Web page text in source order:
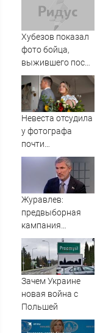
Хубезов показал
фото бойца,
выжившего после
медведя и молнии
Невеста отсудила
у фотографа
почти
полмиллиона
Журавлев:
предвыборная
кампания
"Яблока"
оплачивается из
иностранных
источников -
Новости на
Вести.ru
Зачем Украине
новая война с
Польшей